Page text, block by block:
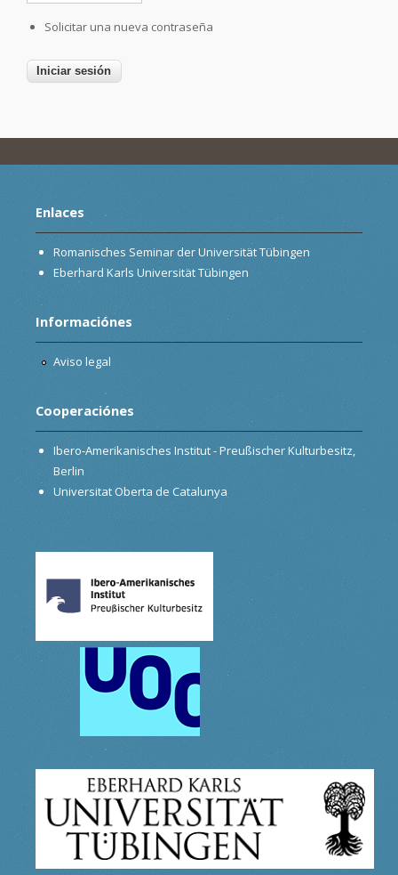
Solicitar una nueva contraseña
Enlaces
Romanisches Seminar der Universität Tübingen
Eberhard Karls Universität Tübingen
Informaciónes
Aviso legal
Cooperaciónes
Ibero-Amerikanisches Institut - Preußischer Kulturbesitz,
Berlin
Universitat Oberta de Catalunya